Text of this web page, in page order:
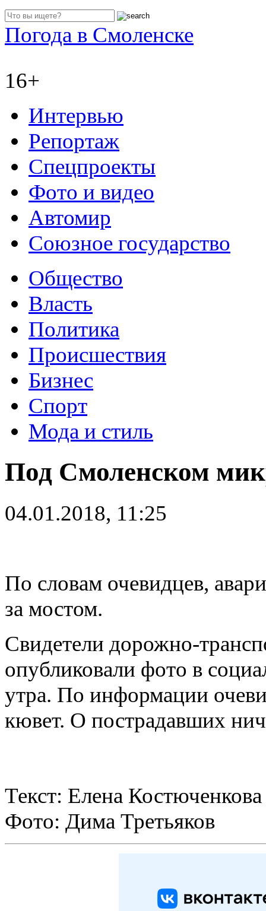
Погода в Смоленске
16+
Интервью
Репортаж
Спецпроекты
Фото и видео
Автомир
Союзное государство
Общество
Власть
Политика
Происшествия
Бизнес
Спорт
Мода и стиль
Под Смоленском
04.01.2018, 11:25
По словам очевидцев,
за мостом.
Свидетели дорожно-
опубликовали фото в
утра. По информации
кювет. О пострадавших
Текст: Елена Костюченкова
Фото: Дима Третьяков